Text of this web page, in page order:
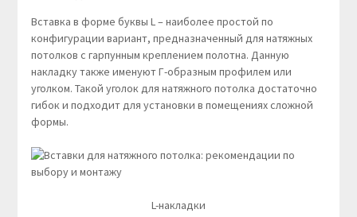
Вставка в форме буквы L – наиболее простой по
конфигурации вариант, предназначенный для натяжных
потолков с гарпунным креплением полотна. Данную
накладку также именуют Г-образным профилем или
уголком. Такой уголок для натяжного потолка достаточно
гибок и подходит для установки в помещениях сложной
формы.
L-накладки